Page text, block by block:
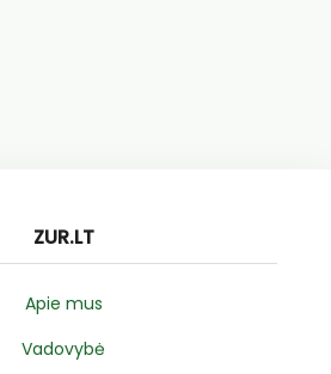
ZUR.LT
Apie mus
Vadovybė